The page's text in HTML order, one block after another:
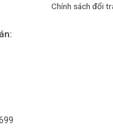
Chính sách đổi